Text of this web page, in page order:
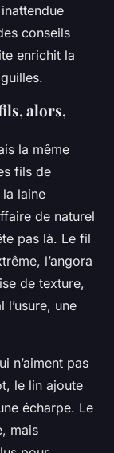
conseils
enrichit la
alors,
la même
fils de
laine
de naturel
pas là. Le fil
l’angora
de texture,
une
n’aiment pas
le lin ajoute
écharpe. Le
mais